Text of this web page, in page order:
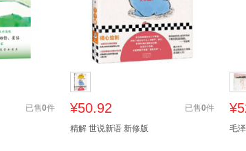
已售0件 ¥50.92 已售0件
精解 世说新语 新修版 毛